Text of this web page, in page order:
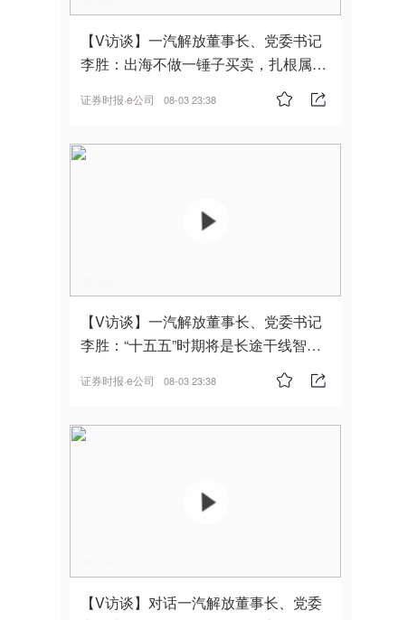
【V访谈】一汽解放董事长、党委书记
李胜：出海不做一锤子买卖，扎根属
证券时报·e公司 08-03 23:38
【V访谈】一汽解放董事长、党委书记
李胜：“十五五”时期将是长途干线智能
证券时报·e公司 08-03 23:38
【V访谈】对话一汽解放董事长、党委